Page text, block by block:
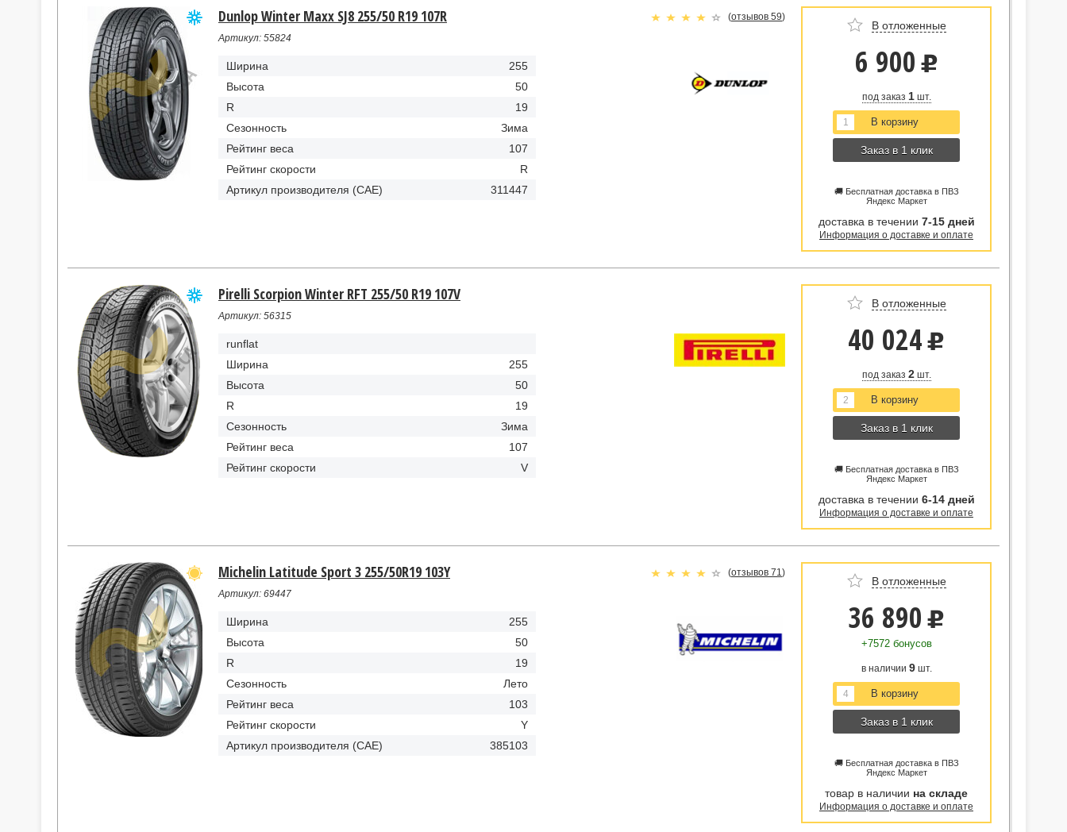
Dunlop Winter Maxx SJ8 255/50 R19 107R (отзывов 59)
Артикул: 55824
Ширина
255
Высота
50
R
19
Сезонность
Зима
Рейтинг веса
107
Рейтинг скорости
R
Артикул производителя (CAE)
311447
В отложенные
6 900 u
под заказ 1шт.
Заказ в 1 клик
🚚 Бесплатная доставка в ПВЗ
Яндекс Маркет
доставка в течении 7-15 дней
Информация о доставке и оплате
Pirelli Scorpion Winter RFT 255/50 R19 107V
Артикул: 56315
runflat
Ширина
255
Высота
50
R
19
Сезонность
Зима
Рейтинг веса
107
Рейтинг скорости
V
В отложенные
40 024 u
под заказ 2шт.
Заказ в 1 клик
🚚 Бесплатная доставка в ПВЗ
Яндекс Маркет
доставка в течении 6-14 дней
Информация о доставке и оплате
Michelin Latitude Sport 3 255/50R19 103Y (отзывов 71 )
Артикул: 69447
Ширина
255
Высота
50
R
19
Сезонность
Лето
Рейтинг веса
103
Рейтинг скорости
Y
Артикул производителя (CAE)
385103
В отложенные
36 890 u
+7572 бонусов
в наличии 9шт.
Заказ в 1 клик
🚚 Бесплатная доставка в ПВЗ
Яндекс Маркет
товар в наличии на складе
Информация о доставке и оплате